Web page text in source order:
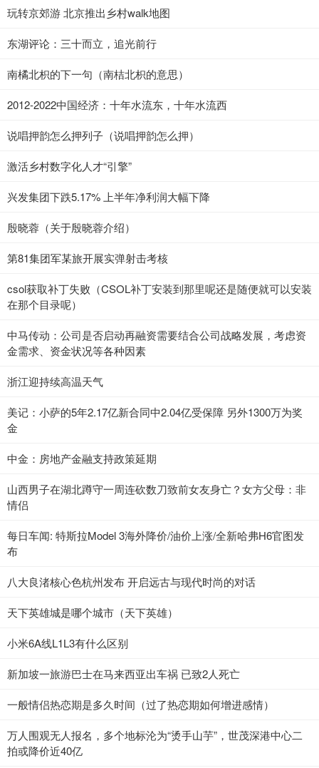
玩转京郊游 北京推出乡村walk地图
东湖评论：三十而立，追光前行
南橘北枳的下一句（南桔北枳的意思）
2012-2022中国经济：十年水流东，十年水流西
说唱押韵怎么押列子（说唱押韵怎么押）
激活乡村数字化人才“引擎”
兴发集团下跌5.17% 上半年净利润大幅下降
殷晓蓉（关于殷晓蓉介绍）
第81集团军某旅开展实弹射击考核
csol获取补丁失败（CSOL补丁安装到那里呢还是随便就可以安装
在那个目录呢）
中马传动：公司是否启动再融资需要结合公司战略发展，考虑资
金需求、资金状况等各种因素
浙江迎持续高温天气
美记：小萨的5年2.17亿新合同中2.04亿受保障 另外1300万为奖
金
中金：房地产金融支持政策延期
山西男子在湖北蹲守一周连砍数刀致前女友身亡？女方父母：非
情侣
每日车闻: 特斯拉Model 3海外降价/油价上涨/全新哈弗H6官图发
布
八大良渚核心色杭州发布 开启远古与现代时尚的对话
天下英雄城是哪个城市（天下英雄）
小米6A线L1L3有什么区别
新加坡一旅游巴士在马来西亚出车祸 已致2人死亡
一般情侣热恋期是多久时间（过了热恋期如何增进感情）
万人围观无人报名，多个地标沦为“烫手山芋”，世茂深港中心二
拍或降价近40亿